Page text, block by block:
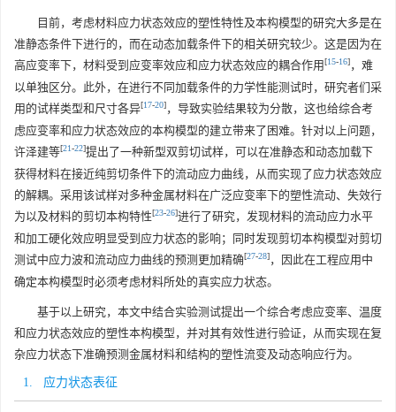
目前，考虑材料应力状态效应的塑性特性及本构模型的研究大多是在
准静态条件下进行的，而在动态加载条件下的相关研究较少。这是因为在
高应变率下，材料受到应变率效应和应力状态效应的耦合作用[15-16]，难
以单独区分。此外，在进行不同加载条件的力学性能测试时，研究者们采
用的试样类型和尺寸各异[17-20]，导致实验结果较为分散，这也给综合考
虑应变率和应力状态效应的本构模型的建立带来了困难。针对以上问题，
许泽建等[21-22]提出了一种新型双剪切试样，可以在准静态和动态加载下
获得材料在接近纯剪切条件下的流动应力曲线，从而实现了应力状态效应
的解耦。采用该试样对多种金属材料在广泛应变率下的塑性流动、失效行
为以及材料的剪切本构特性[23-26]进行了研究，发现材料的流动应力水平
和加工硬化效应明显受到应力状态的影响；同时发现剪切本构模型对剪切
测试中应力波和流动应力曲线的预测更加精确[27-28]，因此在工程应用中
确定本构模型时必须考虑材料所处的真实应力状态。
基于以上研究，本文中结合实验测试提出一个综合考虑应变率、温度
和应力状态效应的塑性本构模型，并对其有效性进行验证，从而实现在复
杂应力状态下准确预测金属材料和结构的塑性流变及动态响应行为。
1. 应力状态表征